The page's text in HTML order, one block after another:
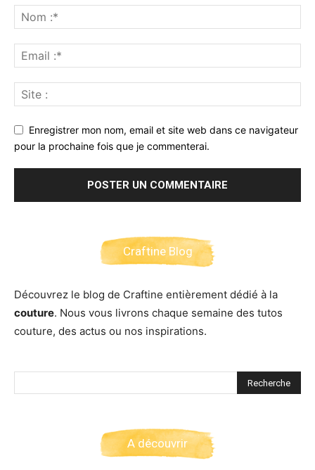
Enregistrer mon nom, email et site web dans ce navigateur
pour la prochaine fois que je commenterai.
Craftine Blog
Découvrez le blog de Craftine entièrement dédié à la
couture. Nous vous livrons chaque semaine des tutos
couture, des actus ou nos inspirations.
A découvrir